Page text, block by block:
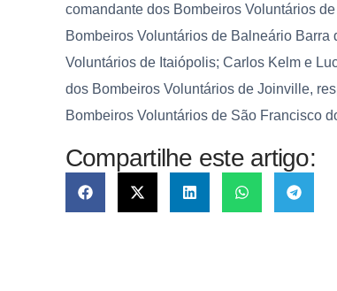
comandante dos Bombeiros Voluntários
Bombeiros Voluntários de Balneário
Voluntários de Itaiópolis; Carlos Kelm e
dos Bombeiros Voluntários de Joinville,
Bombeiros Voluntários de São Francisco
Compartilhe este artigo: